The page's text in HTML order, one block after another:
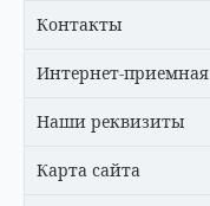
Контакты
Интернет-приемная
Наши реквизиты
Карта сайта